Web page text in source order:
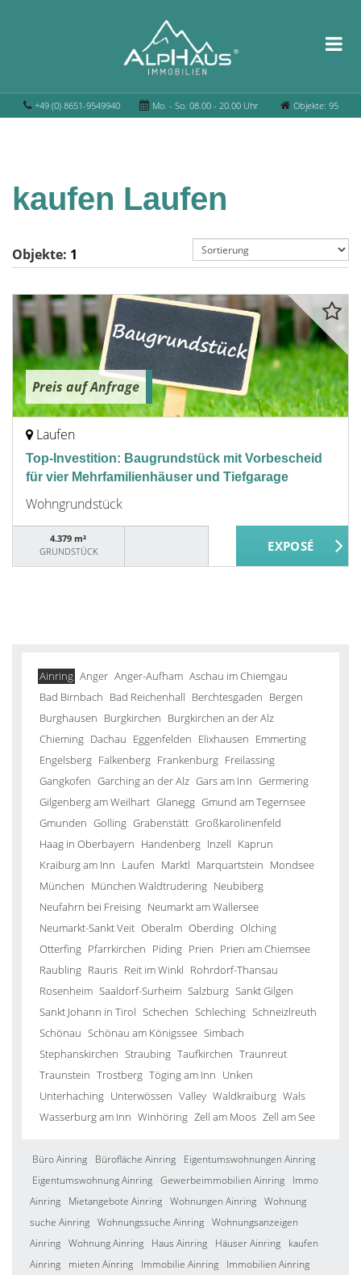
+49 (0) 8651-9549940 Mo. - So. 08.00 - 20.00 Uhr Objekte: 95
kaufen Laufen
Objekte: 1
Preis auf Anfrage
Laufen
Top-Investition: Baugrundstück mit Vorbescheid
für vier Mehrfamilienhäuser und Tiefgarage
Wohngrundstück
4.379 m²
GRUNDSTÜCK
Ainring Anger Anger-Aufham Aschau im Chiemgau
Bad Birnbach Bad Reichenhall Berchtesgaden Bergen
Burghausen Burgkirchen Burgkirchen an der Alz
Chieming Dachau Eggenfelden Elixhausen Emmerting
Engelsberg Falkenberg Frankenburg Freilassing
Gangkofen Garching an der Alz Gars am Inn Germering
Gilgenberg am Weilhart Glanegg Gmund am Tegernsee
Gmunden Golling Grabenstätt Großkarolinenfeld
Haag in Oberbayern Handenberg Inzell Kaprun
Kraiburg am Inn Laufen Marktl Marquartstein Mondsee
München München Waldtrudering Neubiberg
Neufahrn bei Freising Neumarkt am Wallersee
Neumarkt-Sankt Veit Oberalm Oberding Olching
Otterfing Pfarrkirchen Piding Prien Prien am Chiemsee
Raubling Rauris Reit im Winkl Rohrdorf-Thansau
Rosenheim Saaldorf-Surheim Salzburg Sankt Gilgen
Sankt Johann in Tirol Schechen Schleching Schneizlreuth
Schönau Schönau am Königssee Simbach
Stephanskirchen Straubing Taufkirchen Traunreut
Traunstein Trostberg Töging am Inn Unken
Unterhaching Unterwössen Valley Waldkraiburg Wals
Wasserburg am Inn Winhöring Zell am Moos Zell am See
Büro Ainring Bürofläche Ainring
Eigentumswohnungen Ainring
Eigentumswohnung Ainring Gewerbeimmobilien Ainring
Immo
Ainring
Mietangebote Ainring Wohnungen Ainring Wohnung
suche Ainring Wohnungssuche Ainring Wohnungsanzeigen
Ainring Wohnung Ainring Haus Ainring Häuser Ainring
kaufen
Ainring
mieten Ainring Immobilie Ainring
Immobilien Ainring